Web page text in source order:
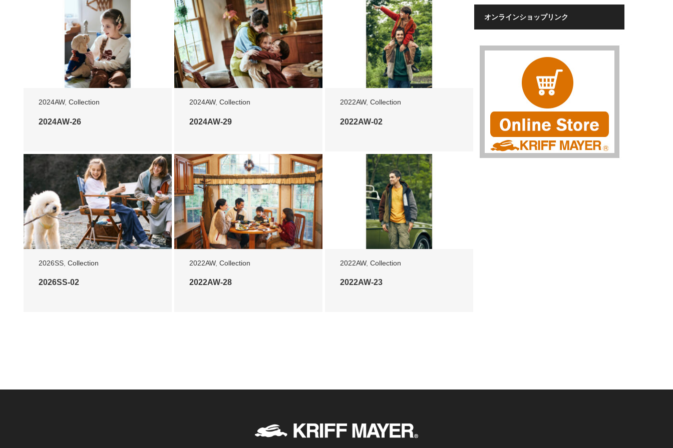
2024AW, Collection
2024AW-26
2024AW, Collection
2024AW-29
2022AW, Collection
2022AW-02
2026SS Collection
2026SS-02
2022AW, Collection
2022AW-28
2022AW, Collection
2022AW-23
オンラインショップリンク